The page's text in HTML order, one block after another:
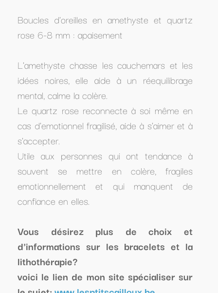
Boucles d'oreilles en amethyste et quartz
rose 6-8 mm : apaisement
L'amethyste chasse les cauchemars et les
idées noires, elle aide à un réequilibrage
mental, calme la colère.
Le quartz rose reconnecte à soi même en
cas d'emotionnel fragilisé, aide à s'aimer et à
s'accepter.
Utile aux personnes qui ont tendance à
souvent se mettre en colère, fragiles
emotionnellement et qui manquent de
confiance en elles.
Vous désirez plus de choix et
d'informations sur les bracelets et la
lithothérapie?
voici le lien de mon site spécialiser sur